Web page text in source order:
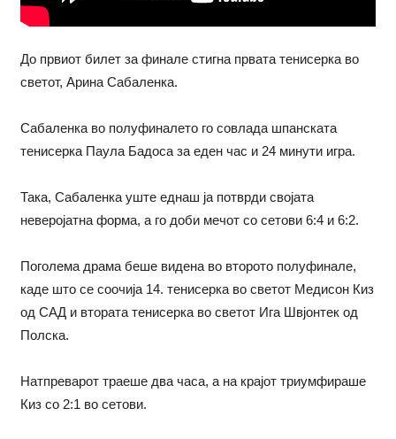
До првиот билет за финале стигна првата тенисерка во
светот, Арина Сабаленка.
Сабаленка во полуфиналето го совлада шпанската
тенисерка Паула Бадоса за еден час и 24 минути игра.
Така, Сабаленка уште еднаш ја потврди својата
неверојатна форма, а го доби мечот со сетови 6:4 и 6:2.
Поголема драма беше видена во второто полуфинале,
каде што се соочија 14. тенисерка во светот Медисон Киз
од САД и втората тенисерка во светот Ига Швјонтек од
Полска.
Натпреварот траеше два часа, а на крајот триумфираше
Киз со 2:1 во сетови.